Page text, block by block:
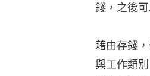
錢，之後
藉由存錢
與工作類